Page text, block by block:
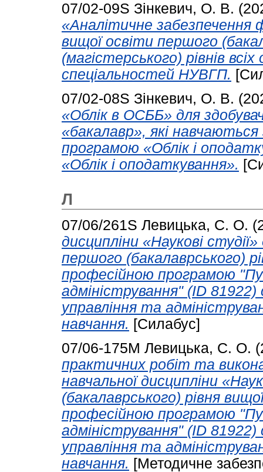
07/02-09S Зінкевич, О. В.
«Аналітичне забезпечення
вищої освіти першого
(магістерського) рівнів
спеціальностей НУВГП.
07/02-08S Зінкевич, О. В.
«Облік в ОСББ» для
«бакалавр», які
програмою «Облік і
«Облік і оподаткування».
Л
07/06/261S Левицька, С. О.
дисципліни «Наукові
першого (бакалаврського)
професійною програмою
адміністрування" (ID 81922)
управління та
навчання. [Силабус]
07/06-175М Левицька, С. О.
практичних робіт та
навчальної дисципліни
(бакалаврського) рівня
професійною програмою
адміністрування" (ID 81922)
управління та
навчання. [Методичне